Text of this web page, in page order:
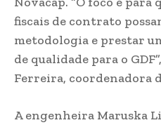
fiscais de contrato
metodologia e prestar
de qualidade para o
Ferreira, coordenadora
A engenheira Maruska